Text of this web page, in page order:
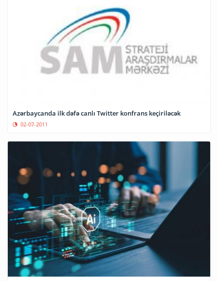
Azərbaycanda ilk dəfə canlı Twitter konfrans keçiriləcək
02-07-2011